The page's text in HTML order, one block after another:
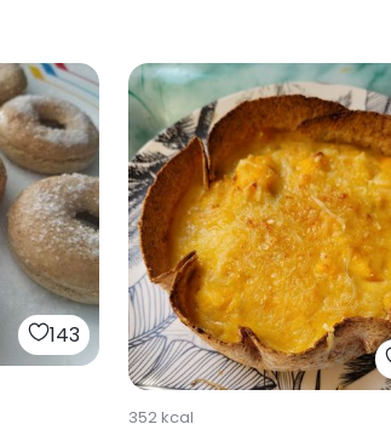
143
352kcal